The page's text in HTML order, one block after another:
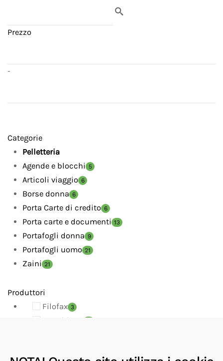
Prezzo
-
Categorie
Pelletteria
Agende e blocchi 5
Articoli viaggio 6
Borse donna 6
Porta Carte di credito 6
Porta carte e documenti 13
Portafogli donna 9
Portafogli uomo 21
Zaini 21
Produttori
Filofax 3
Montblanc